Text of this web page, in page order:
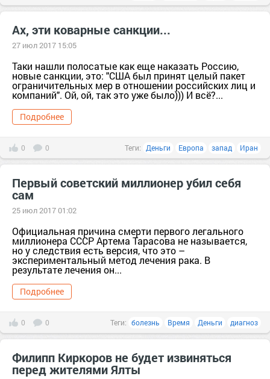
Ах, эти коварные санкции...
27 июл 2017 15:05
Таки нашли полосатые как еще наказать Россию,
новые санкции, это: "США был принят целый пакет
ограничительных мер в отношении российских лиц и
компаний". Ой, ой, так это уже было))) И всё?...
Подробнее
0 0 Теги: Деньги Европа запад Иран
Первый советский миллионер убил себя
сам
25 июл 2017 01:02
Официальная причина смерти первого легального
миллионера СССР Артема Тарасова не называется,
но у следствия есть версия, что это –
экспериментальный метод лечения рака. В
результате лечения он...
Подробнее
0 0 Теги: болезнь Время Деньги диагноз
Филипп Киркоров не будет извиняться
перед жителями Ялты